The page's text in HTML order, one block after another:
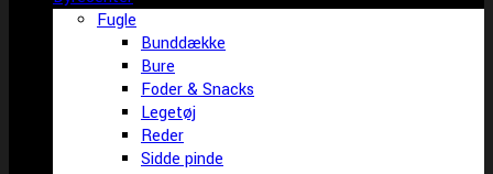
Fugle
Bunddække
Bure
Foder & Snacks
Legetøj
Reder
Sidde pinde